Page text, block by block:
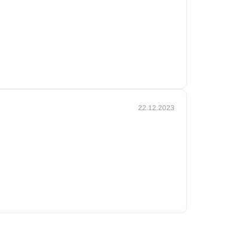
22.12.2023